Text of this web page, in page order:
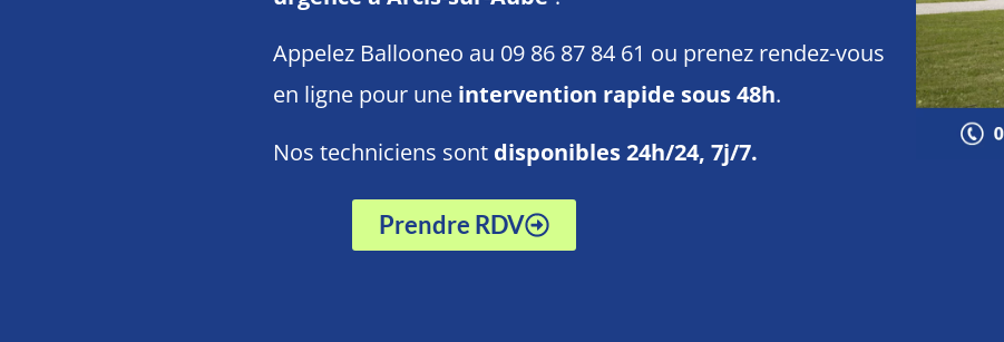
Appelez Ballooneo au 09 86 87 84 61 ou prenez rendez-vous
en ligne pour une intervention rapide sous 48h.
Nos techniciens sont disponibles 24h/24, 7j/7.
Prendre RDV